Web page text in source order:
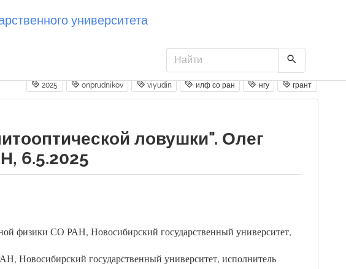
университета
2025 onprudnikov viyudin илф со ран нгу грант
ловушки". Олег
6.5.2025
физики СО РАН, Новосибирский государственный университет,
Новосибирский государственный университет, исполнитель